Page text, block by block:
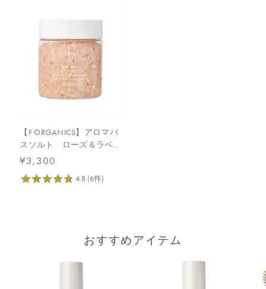
【F ORGANICS】アロマバ
スソルト ローズ＆ラベン
ダー
¥3,300
おすすめアイテム